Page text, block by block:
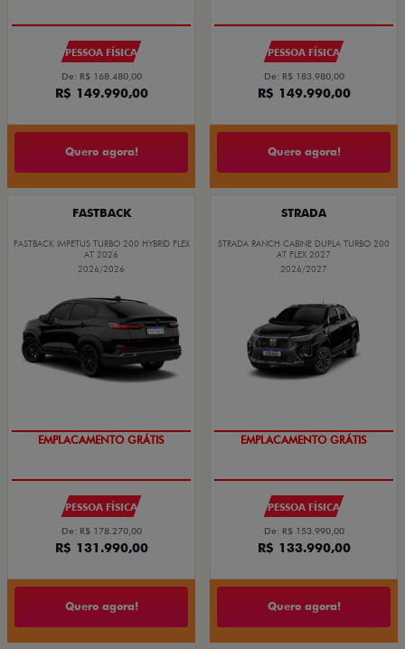
PESSOA FÍSICA
De: R$ 168.480,00
R$ 149.990,00
Quero agora!
PESSOA FÍSICA
De: R$ 183.980,00
R$ 149.990,00
Quero agora!
FASTBACK
FASTBACK IMPETUS TURBO 200 HYBRID FLEX
AT 2026
2026/2026
EMPLACAMENTO GRÁTIS
PESSOA FÍSICA
De: R$ 178.270,00
R$ 131.990,00
Quero agora!
STRADA
STRADA RANCH CABINE DUPLA TURBO 200
AT FLEX 2027
2026/2027
EMPLACAMENTO GRÁTIS
PESSOA FÍSICA
De: R$ 153.990,00
R$ 133.990,00
Quero agora!